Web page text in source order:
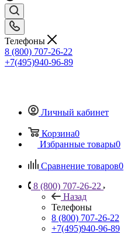
Телефоны
8 (800) 707-26-22
+7(495)940-96-89
Личный кабинет
Корзина0
Избранные товары0
Сравнение товаров0
8 (800) 707-26-22
Назад
Телефоны
8 (800) 707-26-22
+7(495)940-96-89